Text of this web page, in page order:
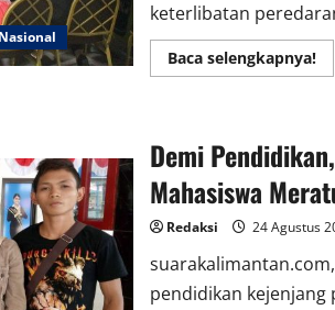
Nasional
keterlibatan
Baca selengkapnya!
Tes
Demi
Mahasiswa
Redaksi 24 Agustus
pendidikan